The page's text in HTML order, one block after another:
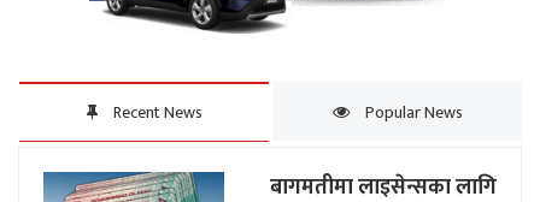
Recent News Popular News
बागमतीमा लाइसेन्सका लागि